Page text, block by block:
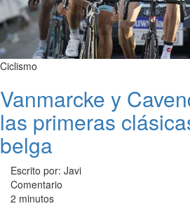
Ciclismo
Vanmarcke y
las primeras
belga
Escrito por: Javi
Comentario
2 minutos